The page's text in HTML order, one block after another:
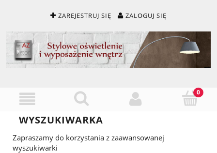
ZAREJESTRUJ SIĘ ZALOGUJ SIĘ
WYSZUKIWARKA
Zapraszamy do korzystania z zaawansowanej
wyszukiwarki